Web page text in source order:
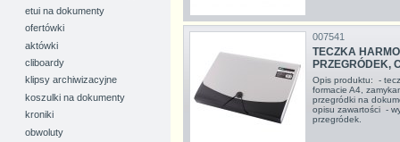
etui na dokumenty
ofertówki
aktówki
cliboardy
klipsy archiwizacyjne
koszulki na dokumenty
kroniki
obwoluty
007541
TECZKA
PRZEGRÓDEK,
Opis produktu: -
formacie A4,
przegródki na
opisu zawartości -
przegródek.